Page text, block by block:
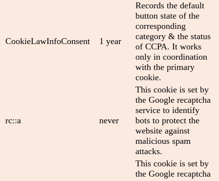
CookieLawInfoConsent 1 year
Records the default
button state of the
corresponding
category & the status
of CCPA. It works
only in coordination
with the primary
cookie.
rc::a never
This cookie is set by
the Google recaptcha
service to identify
bots to protect the
website against
malicious spam
attacks.
This cookie is set by
the Google recaptcha